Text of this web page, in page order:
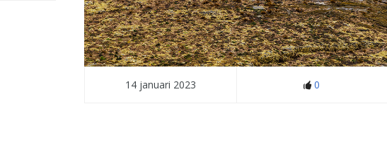
14 januari 2023 0